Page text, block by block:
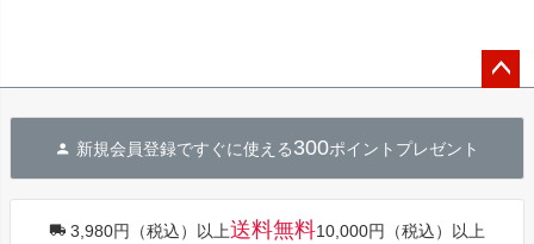
へ
新規会員登録ですぐに使える300ポイントプレゼント
3,980円（税込）以上送料無料10,000円（税込）以上